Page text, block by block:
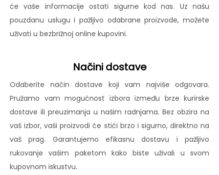
će vaše informacije ostati sigurne kod nas. Uz našu
pouzdanu uslugu i pažljivo odabrane proizvode, možete
uživati u bezbrižnoj online kupovini.
Načini dostave
Odaberite način dostave koji vam najviše odgovara.
Pružamo vam mogućnost izbora između brze kurirske
dostave ili preuzimanja u našim radnjama. Bez obzira na
vaš izbor, vaši proizvodi će stići brzo i sigurno, direktno na
vaš prag. Garantujemo efikasnu dostavu i pažljivo
rukovanje vašim paketom kako biste uživali u svom
kupovnom iskustvu.